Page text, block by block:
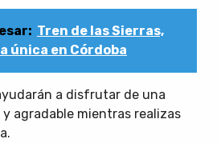
Tren de las Sierras,
única en Córdoba
a disfrutar de una
agradable mientras realizas